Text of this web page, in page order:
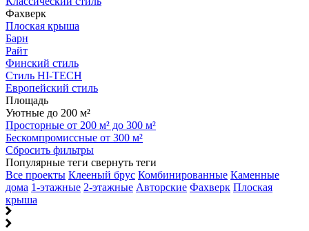
Фахверк
Плоская крыша
Барн
Райт
Финский стиль
Стиль HI-TECH
Европейский стиль
Площадь
Уютные до 200 м²
Просторные от 200 м² до 300 м²
Бескомпромиссные от 300 м²
Сбросить фильтры
Популярные теги свернуть теги
Все проекты Клееный брус Комбинированные Каменные
дома 1-этажные 2-этажные Авторские Фахверк Плоская
крыша